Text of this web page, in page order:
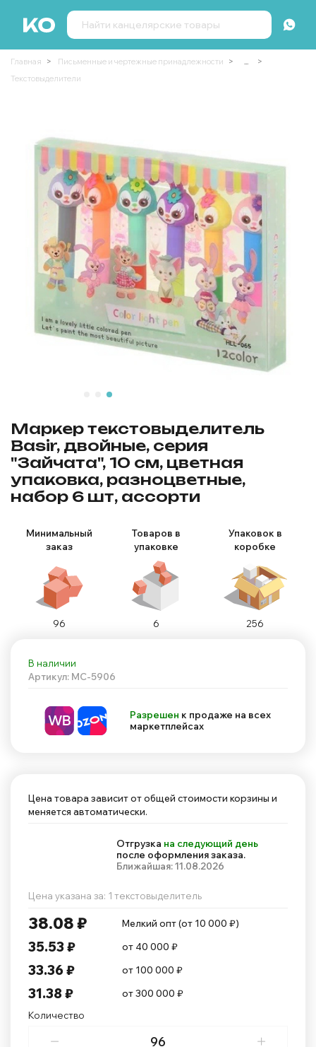
Главная Письменные и чертежные принадлежности
...
Текстовыделители
В наличии
Артикул: MC-5906
Разрешен к продаже на всех
маркетплейсах
Цена товара зависит от общей стоимости корзины и
меняется автоматически.
Отгрузка на следующий день
после оформления заказа.
Ближайшая: 11.08.2026
Цена указана за: 1 текстовыделитель
38.08 ₽ Мелкий опт (от 10 000 ₽)
35.53 ₽ от 40 000 ₽
33.36 ₽ от 100 000 ₽
31.38 ₽
от 300 000 ₽
Количество
Маркер текстовыделитель
Basir, двойные, серия
"Зайчата", 10 см, цветная
упаковка, разноцветные,
набор 6 шт, ассорти
Минимальный
заказ
Товаров в
упаковке
Упаковок в
коробке
96 6 256